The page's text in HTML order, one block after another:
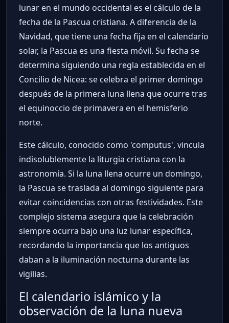
lunar en el mundo occidental es el cálculo de la
fecha de la Pascua cristiana. A diferencia de la
Navidad, que tiene una fecha fija en el calendario
solar, la Pascua es una fiesta móvil. Su fecha se
determina siguiendo una regla establecida en el
Concilio de Nicea: se celebra el primer domingo
después de la primera luna llena que ocurre tras
el equinoccio de primavera en el hemisferio
norte.
Este cálculo, conocido como 'computus', vincula
indisolublemente la liturgia cristiana con la
astronomía. Si la luna llena ocurre un domingo,
la Pascua se traslada al domingo siguiente para
evitar coincidencias con otras festividades. Este
complejo sistema asegura que la celebración
siempre ocurra bajo una luz lunar específica,
recordando la importancia que los antiguos
daban a la iluminación nocturna durante las
vigilias.
El calendario islámico y la
observación de la luna nueva